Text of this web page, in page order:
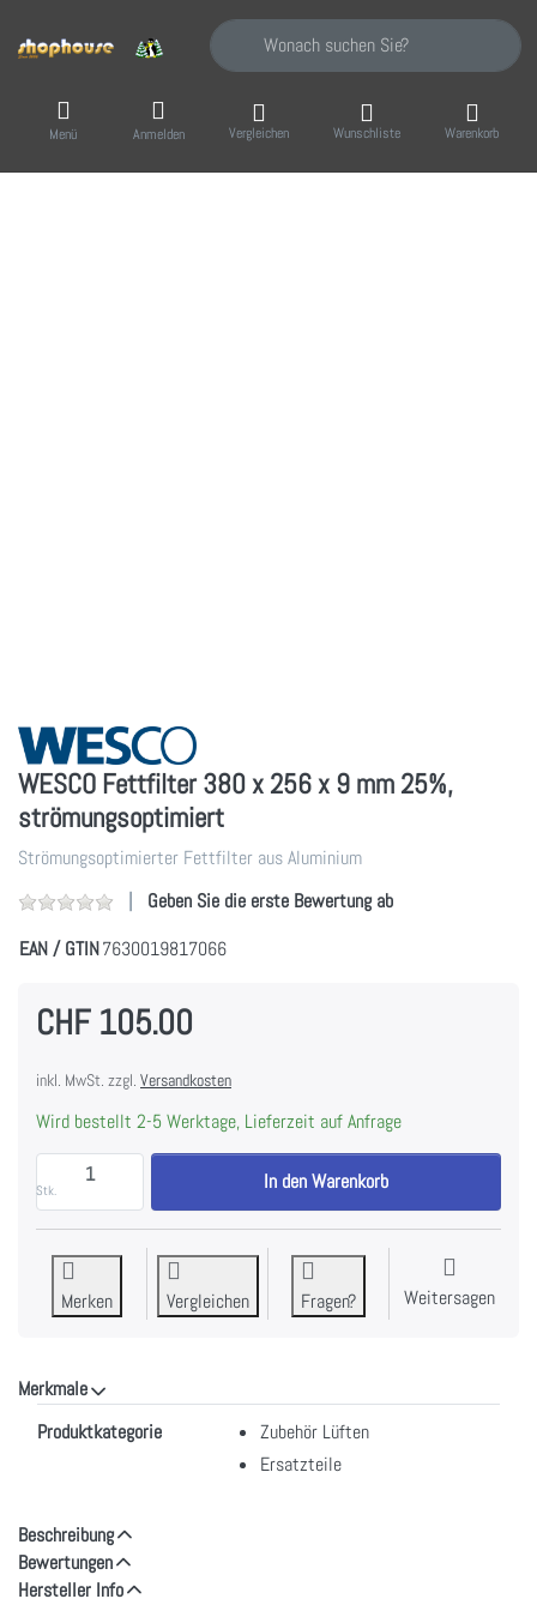
Geben Sie einen Suchbegriff ein. Während
Menü Anmelden Vergleichen Wunschliste Warenkorb
WESCO Fettfilter 380 x 256 x 9 mm 25%,
strömungsoptimiert
Strömungsoptimierter Fettfilter aus Aluminium
Geben Sie die erste Bewertung ab
EAN / GTIN7630019817066
CHF 105.00
inkl. MwSt. zzgl. Versandkosten
Wird bestellt 2-5 Werktage, Lieferzeit auf Anfrage
Stk.
WESCO Fettfilter 380 x 256 x 9 mm 25%,
In den Warenkorb
Merken Vergleichen Fragen? Weitersagen
Merkmale
Produktkategorie
Zubehör Lüften
Ersatzteile
Beschreibung
Bewertungen
Hersteller Info